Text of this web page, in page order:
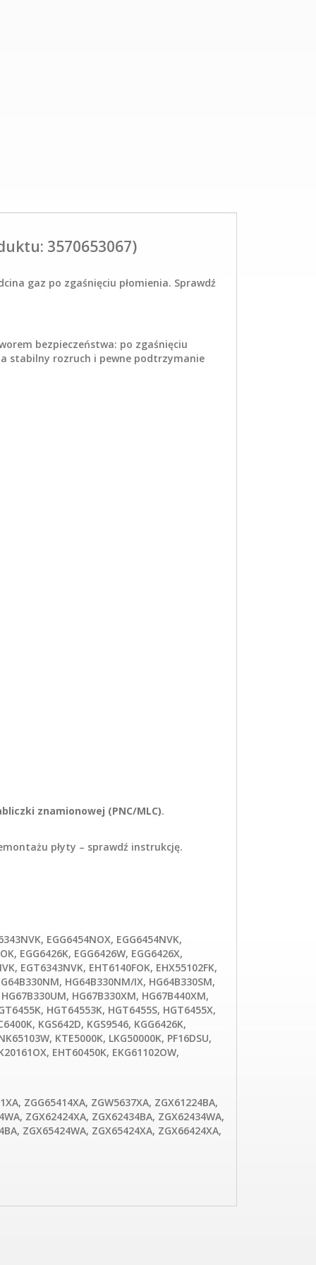
3570653067)
gaz po zgaśnięciu płomienia. Sprawdź
bezpieczeństwa: po zgaśnięciu
stabilny rozruch i pewne podtrzymanie
znamionowej (PNC/MLC).
płyty – sprawdź instrukcję.
EGG6454NOX, EGG6454NVK,
EGG6426K, EGG6426W, EGG6426X,
EGT6343NVK, EHT6140FOK, EHX55102FK,
HG64B330NM/IX, HG64B330SM,
HG67B330XM, HG67B440XM,
HGT64553K, HGT6455S, HGT6455X,
KGS642D, KGS9546, KGG6426K,
KTE5000K, LKG50000K, PF16DSU,
EHT60450K, EKG61102OW,
ZGG65414XA, ZGW5637XA, ZGX61224BA,
ZGX62424XA, ZGX62434BA, ZGX62434WA,
ZGX65424WA, ZGX65424XA, ZGX66424XA,